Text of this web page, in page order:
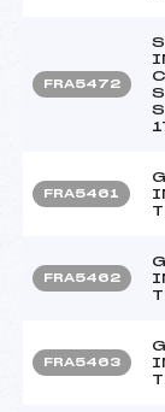
FRA5472
FRA5461
FRA5462
FRA5463